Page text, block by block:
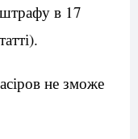
штрафу в 17
не зможе